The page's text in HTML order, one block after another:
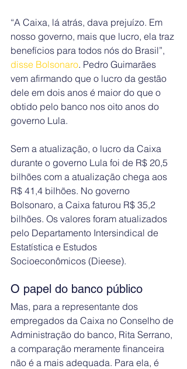
“A Caixa, lá atrás, dava prejuízo. Em
nosso governo, mais que lucro, ela traz
benefícios para todos nós do Brasil”,
disse Bolsonaro. Pedro Guimarães
vem afirmando que o lucro da gestão
dele em dois anos é maior do que o
obtido pelo banco nos oito anos do
governo Lula.
Sem a atualização, o lucro da Caixa
durante o governo Lula foi de R$ 20,5
bilhões com a atualização chega aos
R$ 41,4 bilhões. No governo
Bolsonaro, a Caixa faturou R$ 35,2
bilhões. Os valores foram atualizados
pelo Departamento Intersindical de
Estatística e Estudos
Socioeconômicos (Dieese).
O papel do banco público
Mas, para a representante dos
empregados da Caixa no Conselho de
Administração do banco, Rita Serrano,
a comparação meramente financeira
não é a mais adequada. Para ela, é